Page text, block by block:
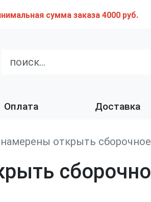
сумма заказа 4000 руб.
Оплата Доставка
открыть